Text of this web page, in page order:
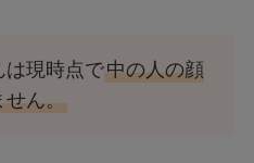
は現時点で中の人の顔
せん。